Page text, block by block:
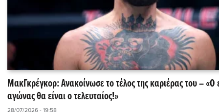
ΜακΓκρέγκορ: Ανακοίνωσε το τέλος της καριέρας του – «Ο
αγώνας θα είναι ο τελευταίος!»
28/07/2026 - 19:58